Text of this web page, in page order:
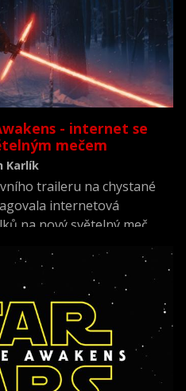
- internet se
mečem
Karlík
traileru na chystané
internetová
na nový světelný meč.
vycházet z faktu, že
zbraní, pak je světelné
nebezpečnou hračkou.
několik variant, na které